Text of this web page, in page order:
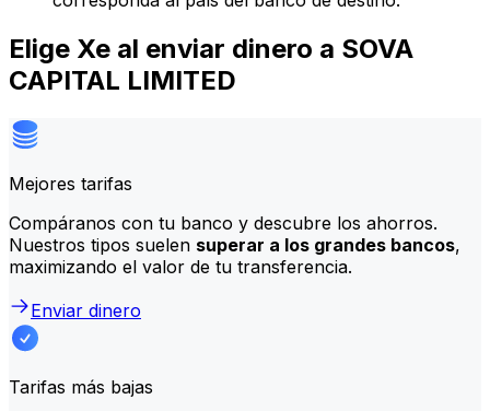
Elige Xe al enviar dinero a SOVA
CAPITAL LIMITED
Mejores tarifas
Compáranos con tu banco y descubre los ahorros.
Nuestros tipos suelen superar a los grandes bancos,
maximizando el valor de tu transferencia.
Enviar dinero
Tarifas más bajas